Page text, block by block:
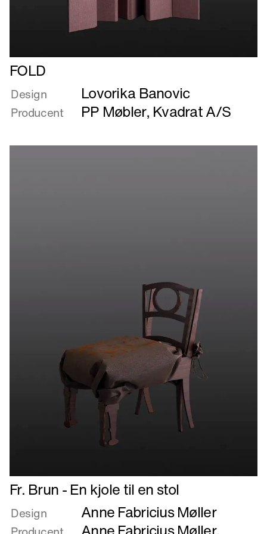
Læs
mere
om
FOLD
FOLD
Design Lovorika Banovic
Producent PP Møbler, Kvadrat A/S
Læs
mere
om
Fr.
Fr. Brun - En kjole til en stol
Design Anne Fabricius Møller